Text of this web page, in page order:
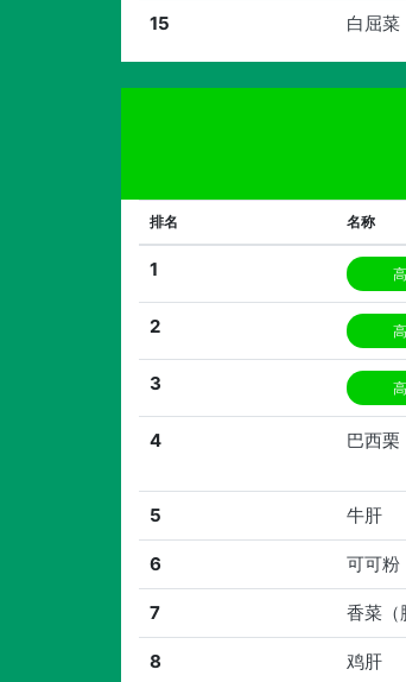
15 白屈菜
排名 名称
1
2
3
4 巴西栗
5 牛肝
6 可可粉
7 香菜（
8 鸡肝